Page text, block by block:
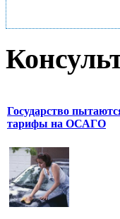
Государство
тарифы на ОСАГО